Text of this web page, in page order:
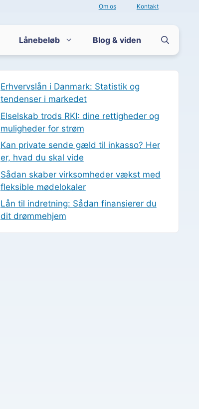
Om os Kontakt
Lånebeløb Blog & viden
Erhvervslån i Danmark: Statistik og
tendenser i markedet
Elselskab trods RKI: dine rettigheder og
muligheder for strøm
Kan private sende gæld til inkasso? Her
er, hvad du skal vide
Sådan skaber virksomheder vækst med
fleksible mødelokaler
Lån til indretning: Sådan finansierer du
dit drømmehjem